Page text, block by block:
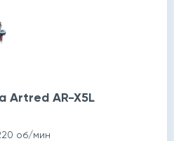
Artred AR-X5L
об/мин